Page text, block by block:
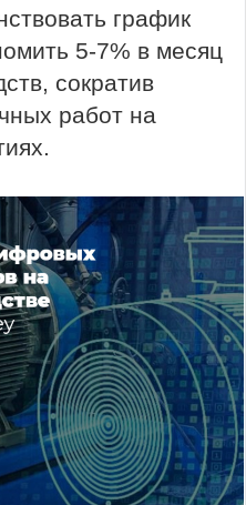
график
5-7% в месяц
сократив
работ на